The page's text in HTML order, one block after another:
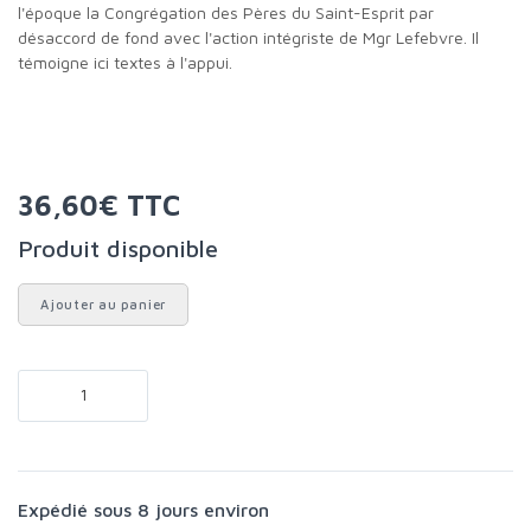
l'époque la Congrégation des Pères du Saint-Esprit par
désaccord de fond avec l'action intégriste de Mgr Lefebvre. Il
témoigne ici textes à l'appui.
36,60€ TTC
Produit disponible
Ajouter au panier
Expédié sous 8 jours environ